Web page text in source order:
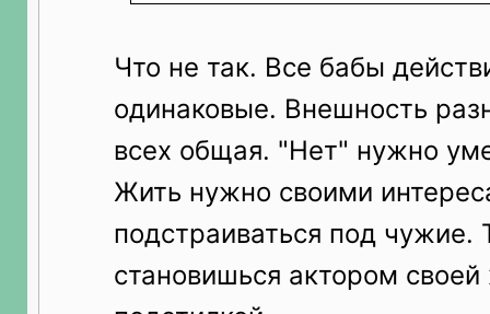
Что не так. Все бабы
одинаковые. Внешность
всех общая. "Нет" нужно
Жить нужно своими
подстраиваться под чужие.
становишься актором